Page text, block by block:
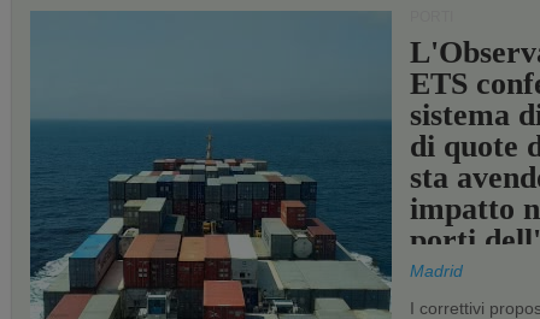
ETS
sistema
di quote
sta
impatto
porti
Madrid
I correttivi